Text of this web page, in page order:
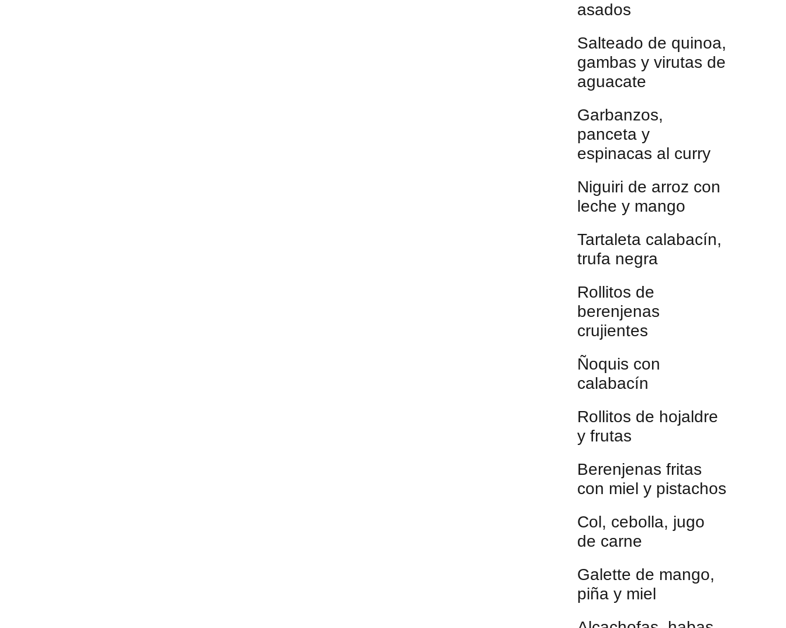
asados
Salteado de quinoa,
gambas y virutas de
aguacate
Garbanzos,
panceta y
espinacas al curry
Niguiri de arroz con
leche y mango
Tartaleta calabacín,
trufa negra
Rollitos de
berenjenas
crujientes
Ñoquis con
calabacín
Rollitos de hojaldre
y frutas
Berenjenas fritas
con miel y pistachos
Col, cebolla, jugo
de carne
Galette de mango,
piña y miel